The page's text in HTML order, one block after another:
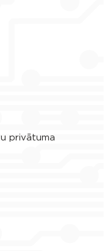
privātuma